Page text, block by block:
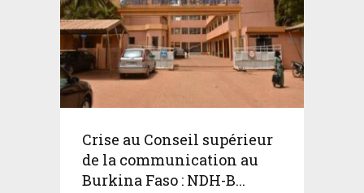
Crise au Conseil supérieur
de la communication au
Burkina Faso : NDH-B...